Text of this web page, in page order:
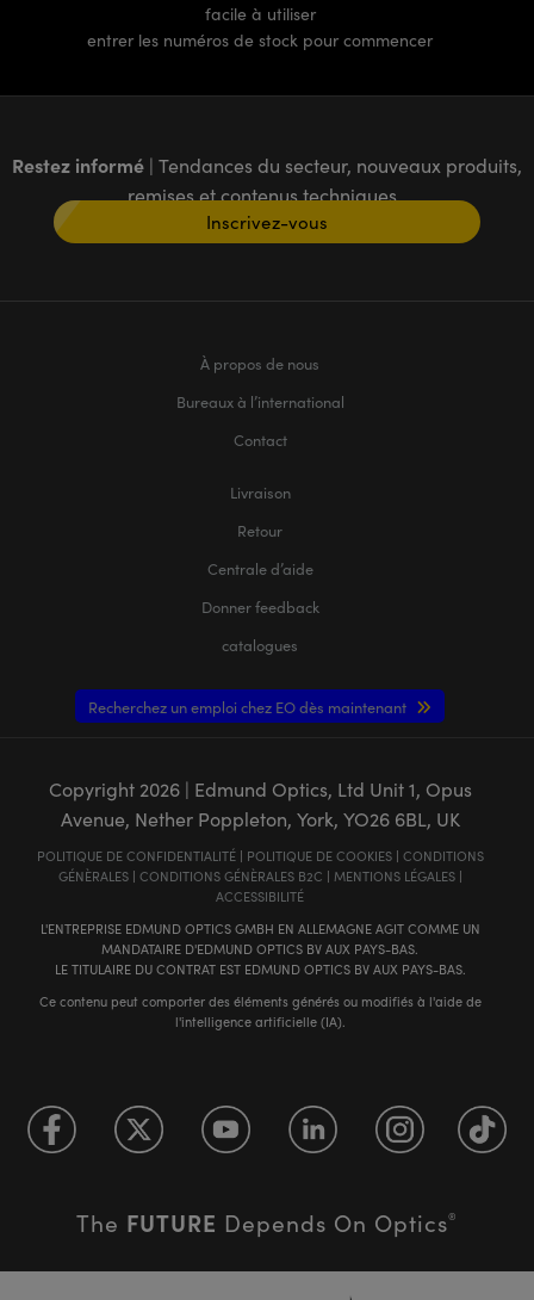
facile à utiliser
entrer les numéros de stock pour commencer
Restez informé | Tendances du secteur, nouveaux produits,
remises et contenus techniques
Inscrivez-vous
À propos de nous
Bureaux à l’international
Contact
Livraison
Retour
Centrale d’aide
Donner feedback
catalogues
Recherchez un emploi chez EO dès maintenant
Copyright 2026| Edmund Optics, Ltd Unit 1, Opus
Avenue, Nether Poppleton, York, YO26 6BL, UK
POLITIQUE DE CONFIDENTIALITÉ| POLITIQUE DE COOKIES| CONDITIONS
GÉNÈRALES| CONDITIONS GÉNÈRALES B2C | MENTIONS LÉGALES|
ACCESSIBILITÉ
L'ENTREPRISE EDMUND OPTICS GMBH EN ALLEMAGNE AGIT COMME UN
MANDATAIRE D'EDMUND OPTICS BV AUX PAYS-BAS.
LE TITULAIRE DU CONTRAT EST EDMUND OPTICS BV AUX PAYS-BAS.
Ce contenu peut comporter des éléments générés ou modifiés à l'aide de
l'intelligence artificielle (IA).
The FUTURE Depends On Optics®